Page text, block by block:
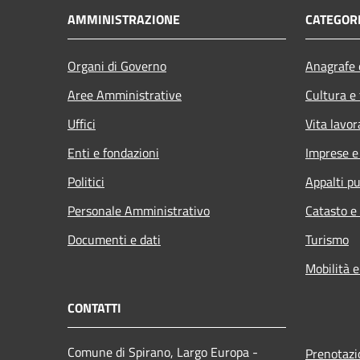
AMMINISTRAZIONE
Organi di Governo
Aree Amministrative
Uffici
Enti e fondazioni
Politici
Personale Amministrativo
Documenti e dati
Cultura
Vita
Imprese
Appalti
Catasto
Turismo
Mobilità
CONTATTI
Comune di Spirano, Largo Europa -